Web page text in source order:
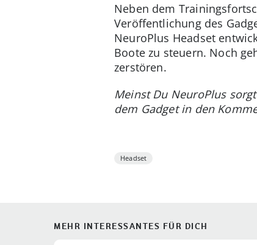
Neben dem
Veröffentlichung des
NeuroPlus Headset
Boote zu steuern. Noch
zerstören.
Meinst Du NeuroPlus
dem Gadget in den
Headset
MEHR INTERESSANTES FÜR DICH